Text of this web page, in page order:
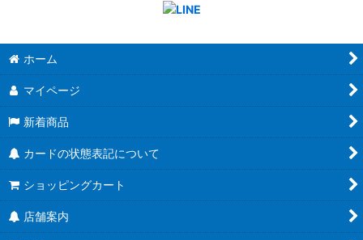
ホーム
マイページ
新着商品
カードの状態表記について
ショッピングカート
店舗案内